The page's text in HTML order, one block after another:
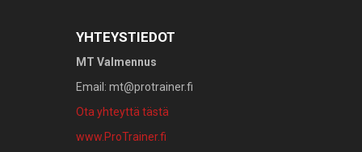
YHTEYSTIEDOT
MT Valmennus
Email: mt@protrainer.fi
Ota yhteyttä tästä
www.ProTrainer.fi